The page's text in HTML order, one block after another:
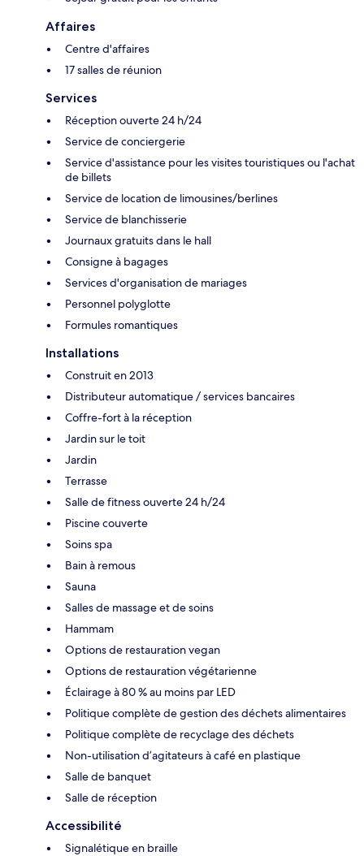
Affaires
Centre d'affaires
17 salles de réunion
Services
Réception ouverte 24 h/24
Service de conciergerie
Service d'assistance pour les visites touristiques ou l'achat
de billets
Service de location de limousines/berlines
Service de blanchisserie
Journaux gratuits dans le hall
Consigne à bagages
Services d'organisation de mariages
Personnel polyglotte
Formules romantiques
Installations
Construit en 2013
Distributeur automatique / services bancaires
Coffre-fort à la réception
Jardin sur le toit
Jardin
Terrasse
Salle de fitness ouverte 24 h/24
Piscine couverte
Soins spa
Bain à remous
Sauna
Salles de massage et de soins
Hammam
Options de restauration vegan
Options de restauration végétarienne
Éclairage à 80 % au moins par LED
Politique complète de gestion des déchets alimentaires
Politique complète de recyclage des déchets
Non-utilisation d’agitateurs à café en plastique
Salle de banquet
Salle de réception
Accessibilité
Signalétique en braille